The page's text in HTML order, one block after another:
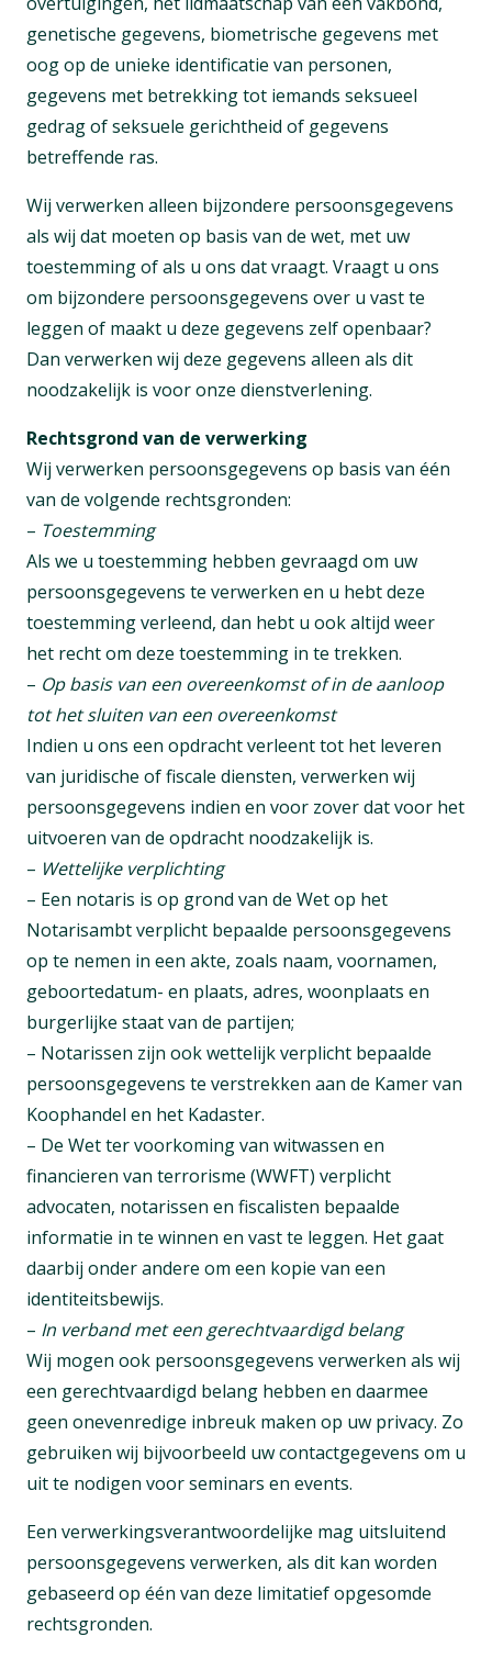
genetische gegevens, biometrische gegevens met
oog op de unieke identificatie van personen,
gegevens met betrekking tot iemands seksueel
gedrag of seksuele gerichtheid of gegevens
betreffende ras.
Wij verwerken alleen bijzondere persoonsgegevens
als wij dat moeten op basis van de wet, met uw
toestemming of als u ons dat vraagt. Vraagt u ons
om bijzondere persoonsgegevens over u vast te
leggen of maakt u deze gegevens zelf openbaar?
Dan verwerken wij deze gegevens alleen als dit
noodzakelijk is voor onze dienstverlening.
Rechtsgrond van de verwerking
Wij verwerken persoonsgegevens op basis van één
van de volgende rechtsgronden:
– Toestemming
Als we u toestemming hebben gevraagd om uw
persoonsgegevens te verwerken en u hebt deze
toestemming verleend, dan hebt u ook altijd weer
het recht om deze toestemming in te trekken.
– Op basis van een overeenkomst of in de aanloop
tot het sluiten van een overeenkomst
Indien u ons een opdracht verleent tot het leveren
van juridische of fiscale diensten, verwerken wij
persoonsgegevens indien en voor zover dat voor het
uitvoeren van de opdracht noodzakelijk is.
– Wettelijke verplichting
– Een notaris is op grond van de Wet op het
Notarisambt verplicht bepaalde persoonsgegevens
op te nemen in een akte, zoals naam, voornamen,
geboortedatum- en plaats, adres, woonplaats en
burgerlijke staat van de partijen;
– Notarissen zijn ook wettelijk verplicht bepaalde
persoonsgegevens te verstrekken aan de Kamer van
Koophandel en het Kadaster.
– De Wet ter voorkoming van witwassen en
financieren van terrorisme (WWFT) verplicht
advocaten, notarissen en fiscalisten bepaalde
informatie in te winnen en vast te leggen. Het gaat
daarbij onder andere om een kopie van een
identiteitsbewijs.
– In verband met een gerechtvaardigd belang
Wij mogen ook persoonsgegevens verwerken als wij
een gerechtvaardigd belang hebben en daarmee
geen onevenredige inbreuk maken op uw privacy. Zo
gebruiken wij bijvoorbeeld uw contactgegevens om u
uit te nodigen voor seminars en events.
Een verwerkingsverantwoordelijke mag uitsluitend
persoonsgegevens verwerken, als dit kan worden
gebaseerd op één van deze limitatief opgesomde
rechtsgronden.